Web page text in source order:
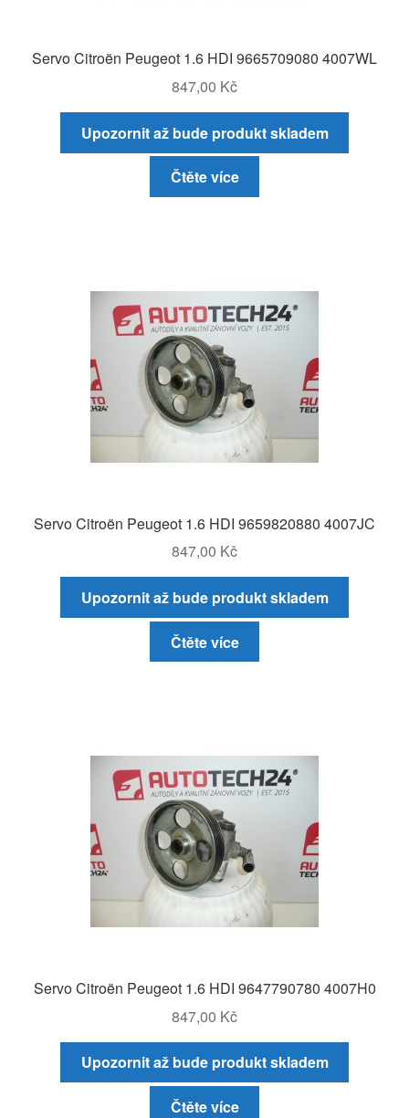
Servo Citroën Peugeot 1.6 HDI 9665709080 4007WL
847,00 Kč
Upozornit až bude produkt skladem
Čtěte více
Servo Citroën Peugeot 1.6 HDI 9659820880 4007JC
847,00 Kč
Upozornit až bude produkt skladem
Čtěte více
Servo Citroën Peugeot 1.6 HDI 9647790780 4007H0
847,00 Kč
Upozornit až bude produkt skladem
Čtěte více